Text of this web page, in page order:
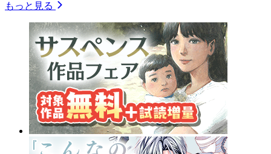
もっと見る